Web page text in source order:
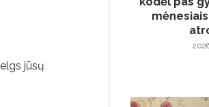
jūsų